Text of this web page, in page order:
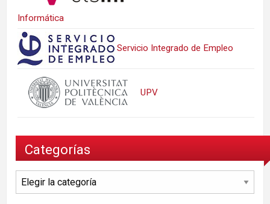
Informática
Servicio Integrado de Empleo
UPV
Categorías
Categorías